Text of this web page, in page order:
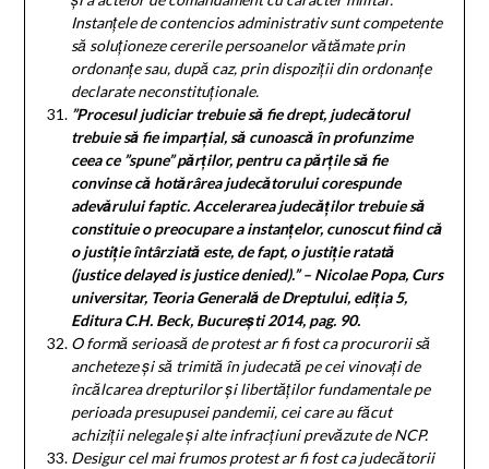
Instanțele de contencios administrativ sunt competente
să soluționeze cererile persoanelor vătămate prin
ordonanțe sau, după caz, prin dispoziții din ordonanțe
declarate neconstituționale.
”Procesul judiciar trebuie săfie drept, judecătorul
trebuie săfie imparțial, săcunoascăîn profunzime
ceea ce ”spune” părților, pentru ca părțile săfie
convinse căhotărârea judecătorului corespunde
adevărului faptic. Accelerarea judecăților trebuie să
constituie o preocupare a instanțelor, cunoscut fiind că
o justiție întârziatăeste, de fapt, o justiție ratată
(justice delayed is justice denied).” – Nicolae Popa, Curs
universitar, Teoria Generalăde Dreptului, ediția 5,
Editura C.H. Beck, București 2014, pag. 90.
O formă serioasă de protest ar fi fost ca procurorii să
ancheteze și să trimită în judecată pe cei vinovați de
încălcarea drepturilor și libertăților fundamentale pe
perioada presupusei pandemii, cei care au făcut
achiziții nelegale și alte infracțiuni prevăzute de NCP.
Desigur cel mai frumos protest ar fi fost ca judecătorii